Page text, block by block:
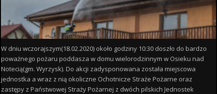
W dniu wczorajszym(18.02.2020) około godziny 10:30 doszło do bardzo
poważnego pożaru poddasza w domu wielorodzinnym w Osieku nad
Notecią(gm. Wyrzysk). Do akcji zadysponowana została miejscowa
jednostka a wraz z nią okoliczne Ochotnicze Straże Pożarne oraz
zastępy z Państwowej Straży Pożarnej z dwóch pilskich Jednostek